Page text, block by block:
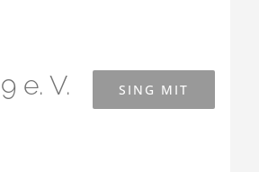
e. V. SING MIT